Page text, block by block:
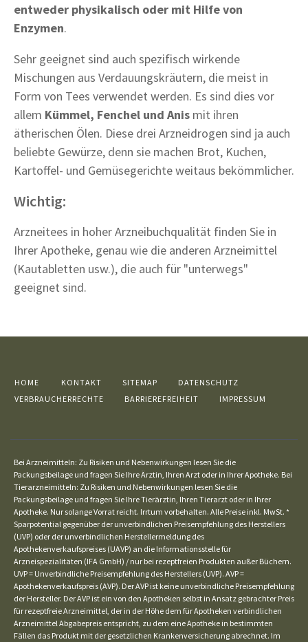
entweder physikalisch oder mit Hilfe von
Enzymen.
Sehr geeignet sind auch spezifisch wirkende
Mischungen aus Verdauungskräutern, die meist in
Form von Tees verwendet werden. Es sind dies vor
allem Kümmel, Fenchel und Anis mit ihren
ätherischen Ölen. Diese drei Arzneidrogen sind ja auch
beliebte Gewürze, denn sie machen Brot, Kuchen,
Kartoffel- und Gemüsegerichte weitaus bekömmlicher.
Wichtig:
Arzneitees in hoher Arzneibuchqualität finden Sie in
Ihrer Apotheke, genau wie die anderen Arzneimittel
(Kautabletten usw.), die auch für "unterwegs"
geeignet sind.
HOME KONTAKT SITEMAP
DATENSCHUTZ
VERBRAUCHERRECHTE
BARRIEREFREIHEIT IMPRESSUM
Bei Arzneimitteln: Zu Risiken und Nebenwirkungen lesen Sie die
Packungsbeilage und fragen Sie Ihre Ärztin, Ihren Arzt oder in Ihrer Apotheke. Bei
Tierarzneimitteln: Zu Risiken und Nebenwirkungen lesen Sie die
Packungsbeilage und fragen Sie Ihre Tierärztin, Ihren Tierarzt oder in Ihrer
Apotheke. Nur solange Vorrat reicht. Irrtum vorbehalten. Alle Preise inkl. MwSt. *
Sparpotential gegenüber der unverbindlichen Preisempfehlung des Herstellers
(UVP) oder der unverbindlichen Herstellermeldung des
Apothekenverkaufspreises (UAVP) an die Informationsstelle für
Arzneispezialitäten (IFA GmbH) / nur bei rezeptfreien Produkten außer Büchern.
UVP = Unverbindliche Preisempfehlung des Herstellers (UVP). AVP =
Apothekenverkaufspreis (AVP). Der AVP ist keine unverbindliche Preisempfehlung
der Hersteller. Der AVP ist ein von den Apotheken selbst in Ansatz gebrachter Preis
für rezeptfreie Arzneimittel, der in der Höhe dem für Apotheken verbindlichen
Arzneimittel Abgabepreis entspricht, zu dem eine Apotheke in bestimmten
Fällen das Produkt mit der gesetzlichen Krankenversicherung abrechnet. Im